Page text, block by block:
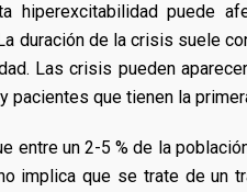
hiperexcitabilidad puede
duración de la crisis suele
Las crisis pueden
pacientes que tienen la
entre un 2-5 % de la
implica que se trate de un